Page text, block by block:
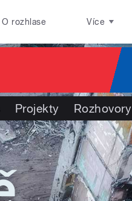
O rozhlase Více
Projekty Rozhovory